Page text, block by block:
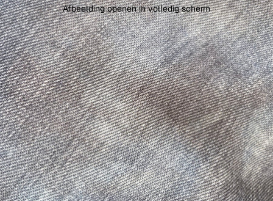
Afbeelding openen in volledig scherm